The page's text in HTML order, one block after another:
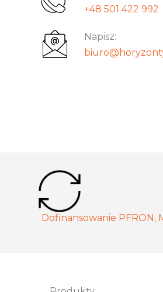
+48 501 422 992
Napisz:
Dofinansowanie PFRON,